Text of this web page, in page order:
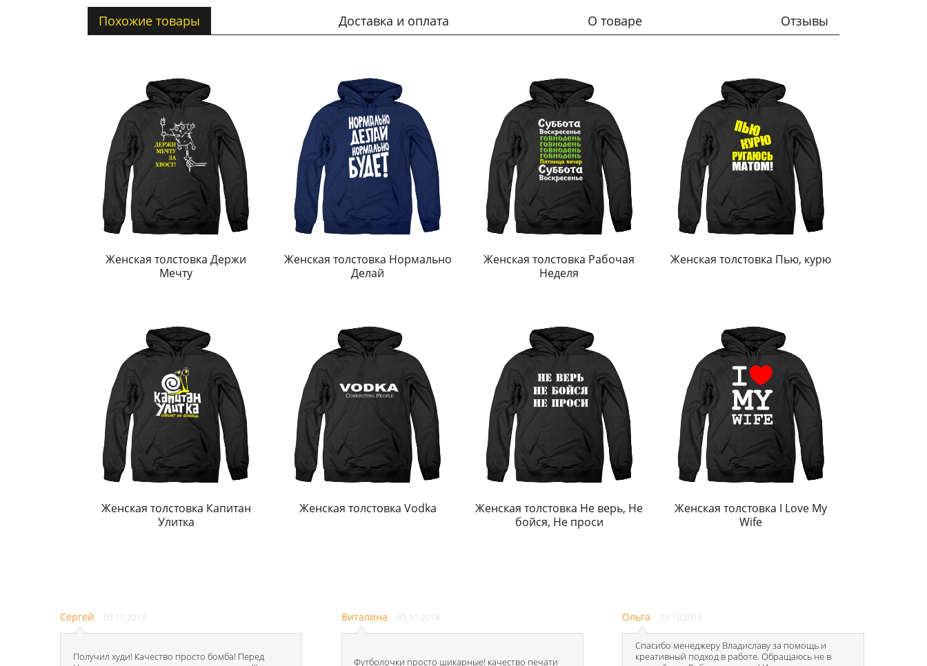
Похожие товары Доставка и оплата О товаре Отзывы
Женская толстовка Держи
Мечту
Женская толстовка Нормально
Делай
Женская толстовка Рабочая
Неделя
Женская толстовка Пью, курю
Женская толстовка Капитан
Улитка
Женская толстовка Vodka
Женская толстовка Не верь, Не
бойся, Не проси
Женская толстовка I Love My
Wife
Сергей 03.11.2018
Получил худи! Качество просто бомба! Перед
Виталина 01.11.2018
Футболочки просто шикарные! качество печати
Ольга 29.10.2018
Спасибо менеджеру Владиславу за помощь и
креативный подход в работе. Обращаюсь не в